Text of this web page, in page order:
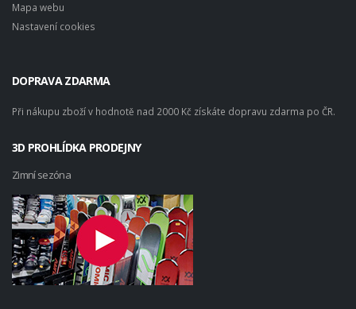
Mapa webu
Nastavení cookies
DOPRAVA ZDARMA
Při nákupu zboží v hodnotě nad 2000 Kč získáte dopravu zdarma po ČR.
3D PROHLÍDKA PRODEJNY
Zimní sezóna